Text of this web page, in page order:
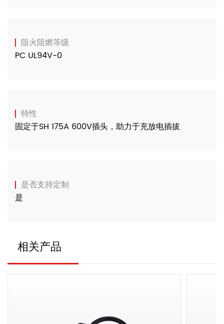
阻火阻燃等级
PC UL94V-0
特性
固定于SH 175A 600V插头，助力于充放电插拔
是否支持定制
是
相关产品